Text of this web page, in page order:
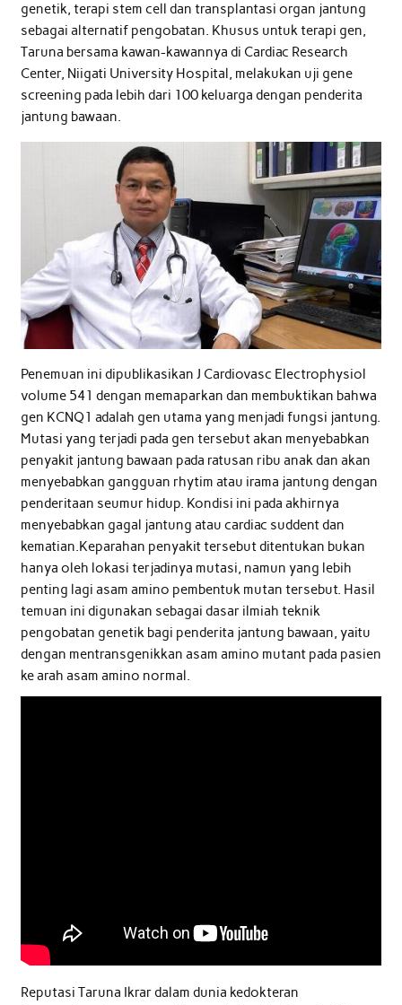
genetik, terapi stem cell dan transplantasi organ jantung
sebagai alternatif pengobatan. Khusus untuk terapi gen,
Taruna bersama kawan-kawannya di Cardiac Research
Center, Niigati University Hospital, melakukan uji gene
screening pada lebih dari 100 keluarga dengan penderita
jantung bawaan.
Penemuan ini dipublikasikan J Cardiovasc Electrophysiol
volume 541 dengan memaparkan dan membuktikan bahwa
gen KCNQ1 adalah gen utama yang menjadi fungsi jantung.
Mutasi yang terjadi pada gen tersebut akan menyebabkan
penyakit jantung bawaan pada ratusan ribu anak dan akan
menyebabkan gangguan rhytim atau irama jantung dengan
penderitaan seumur hidup. Kondisi ini pada akhirnya
menyebabkan gagal jantung atau cardiac suddent dan
kematian.Keparahan penyakit tersebut ditentukan bukan
hanya oleh lokasi terjadinya mutasi, namun yang lebih
penting lagi asam amino pembentuk mutan tersebut. Hasil
temuan ini digunakan sebagai dasar ilmiah teknik
pengobatan genetik bagi penderita jantung bawaan, yaitu
dengan mentransgenikkan asam amino mutant pada pasien
ke arah asam amino normal.
Reputasi Taruna Ikrar dalam dunia kedokteran